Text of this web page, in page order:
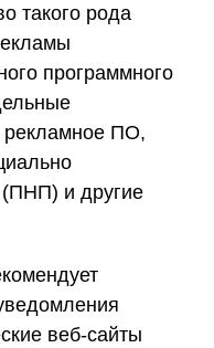
такого рода
программного
рекламное ПО,
и другие
веб-сайты